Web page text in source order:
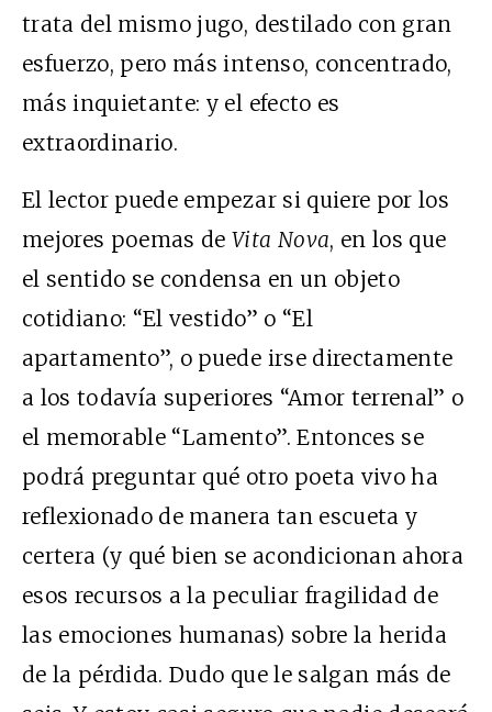
trata del mismo jugo, destilado con gran
esfuerzo, pero más intenso, concentrado,
más inquietante: y el efecto es
extraordinario.
El lector puede empezar si quiere por los
mejores poemas deVita Nova, en los que
el sentido se condensa en un objeto
cotidiano: “El vestido” o “El
apartamento”, o puede irse directamente
a los todavía superiores “Amor terrenal” o
el memorable “Lamento”. Entonces se
podrá preguntar qué otro poeta vivo ha
reflexionado de manera tan escueta y
certera (y qué bien se acondicionan ahora
esos recursos a la peculiar fragilidad de
las emociones humanas) sobre la herida
de la pérdida. Dudo que le salgan más de